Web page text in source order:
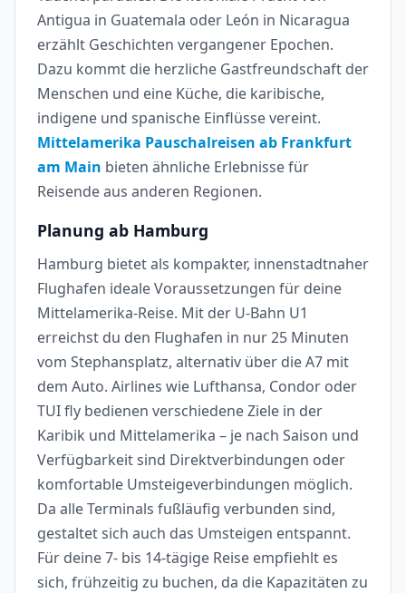
Antigua in Guatemala oder León in Nicaragua
erzählt Geschichten vergangener Epochen.
Dazu kommt die herzliche Gastfreundschaft der
Menschen und eine Küche, die karibische,
indigene und spanische Einflüsse vereint.
Mittelamerika Pauschalreisen ab Frankfurt
am Main bieten ähnliche Erlebnisse für
Reisende aus anderen Regionen.
Planung ab Hamburg
Hamburg bietet als kompakter, innenstadtnaher
Flughafen ideale Voraussetzungen für deine
Mittelamerika-Reise. Mit der U-Bahn U1
erreichst du den Flughafen in nur 25 Minuten
vom Stephansplatz, alternativ über die A7 mit
dem Auto. Airlines wie Lufthansa, Condor oder
TUI fly bedienen verschiedene Ziele in der
Karibik und Mittelamerika – je nach Saison und
Verfügbarkeit sind Direktverbindungen oder
komfortable Umsteigeverbindungen möglich.
Da alle Terminals fußläufig verbunden sind,
gestaltet sich auch das Umsteigen entspannt.
Für deine 7- bis 14-tägige Reise empfiehlt es
sich, frühzeitig zu buchen, da die Kapazitäten zu